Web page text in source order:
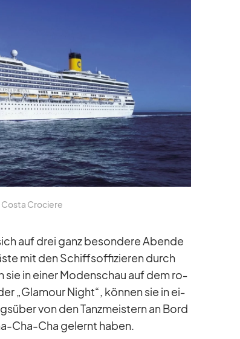
Cro­ciere
auf drei ganz be­son­dere Abende
mit den Schiffs­of­fi­zie­ren durch
sie in ei­ner Mo­den­schau auf dem ro­
„Gla­mour Night“, kön­nen sie in ei­
von den Tanz­meis­tern an Bord
Cha-Cha ge­lernt ha­ben.